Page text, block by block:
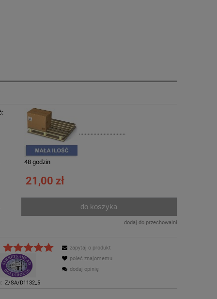
................................
48 godzin
21,00 zł
do koszyka
dodaj do przechowalni
Z/SA/D1132_5
zapytaj o produkt
poleć znajomemu
dodaj opinię